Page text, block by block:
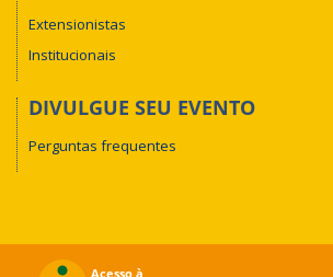
Extensionistas
Institucionais
DIVULGUE SEU EVENTO
Perguntas frequentes